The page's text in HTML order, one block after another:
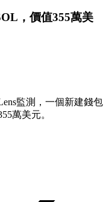
，價值355萬美
監測，一個新建錢包
萬美元。